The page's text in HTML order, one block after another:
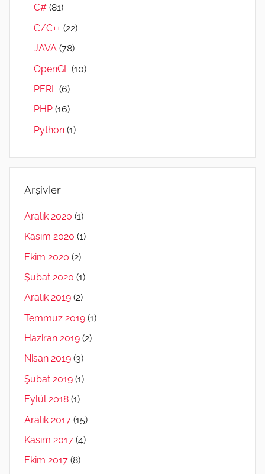
C# (81)
C/C++ (22)
JAVA (78)
OpenGL (10)
PERL(6)
PHP (16)
Python (1)
Arşivler
Aralık 2020 (1)
Kasım 2020 (1)
Ekim 2020 (2)
Şubat 2020 (1)
Aralık 2019 (2)
Temmuz 2019 (1)
Haziran 2019 (2)
Nisan 2019 (3)
Şubat 2019 (1)
Eylül 2018 (1)
Aralık 2017 (15)
Kasım 2017 (4)
Ekim 2017 (8)